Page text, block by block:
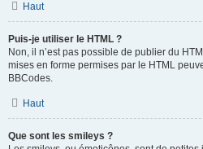
Haut
Puis-je utiliser le HTML ?
Non, il n’est pas possible de publier du
mises en forme permises par le HTML
BBCodes.
Haut
Que sont les smileys ?